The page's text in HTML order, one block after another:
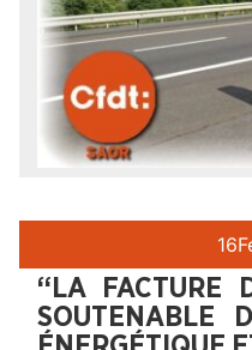
16
“LA FACTURE
SOUTENABLE